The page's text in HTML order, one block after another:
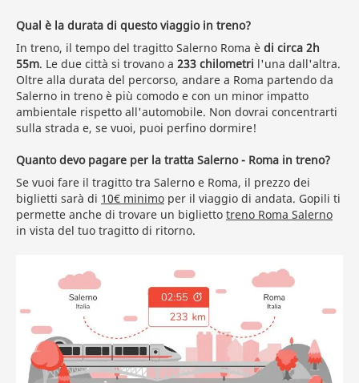
Qual è la durata di questo viaggio in treno?
In treno, il tempo del tragitto Salerno Roma è di circa 2h
55m. Le due città si trovano a 233 chilometri l'una dall'altra.
Oltre alla durata del percorso, andare a Roma partendo da
Salerno in treno è più comodo e con un minor impatto
ambientale rispetto all'automobile. Non dovrai concentrarti
sulla strada e, se vuoi, puoi perfino dormire!
Quanto devo pagare per la tratta Salerno - Roma in treno?
Se vuoi fare il tragitto tra Salerno e Roma, il prezzo dei
biglietti sarà di 10€ minimo per il viaggio di andata. Gopili ti
permette anche di trovare un biglietto treno Roma Salerno
in vista del tuo tragitto di ritorno.